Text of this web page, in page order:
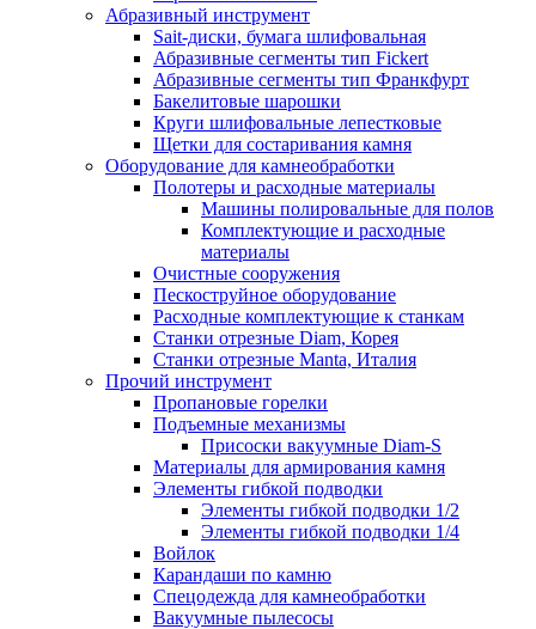
Абразивный инструмент
Sait-диски, бумага шлифовальная
Абразивные сегменты тип Fickert
Абразивные сегменты тип Франкфурт
Бакелитовые шарошки
Круги шлифовальные лепестковые
Щетки для состаривания камня
Оборудование для камнеобработки
Полотеры и расходные материалы
Машины полировальные для полов
Комплектующие и расходные
материалы
Очистные сооружения
Пескоструйное оборудование
Расходные комплектующие к станкам
Станки отрезные Diam, Корея
Станки отрезные Manta, Италия
Прочий инструмент
Пропановые горелки
Подъeмные механизмы
Присоски вакуумные Diam-S
Материалы для армирования камня
Элементы гибкой подводки
Элементы гибкой подводки 1/2
Элементы гибкой подводки 1/4
Войлок
Карандаши по камню
Спецодежда для камнеобработки
Вакуумные пылесосы